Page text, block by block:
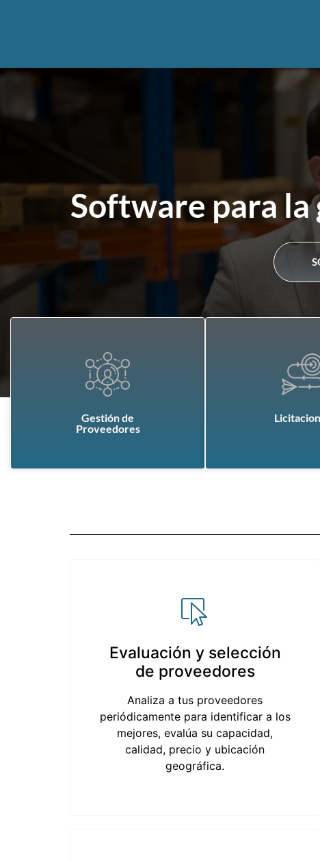
Software para
Gestión de
Proveedores
Evaluación y selección
de proveedores
Analiza a tus proveedores
periódicamente para identificar a los
mejores, evalúa su capacidad,
calidad, precio y ubicación
geográfica.